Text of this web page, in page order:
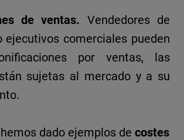
de ventas. Vendedores de
ejecutivos comerciales pueden
por ventas, las
sujetas al mercado y a su
dado ejemplos de costes